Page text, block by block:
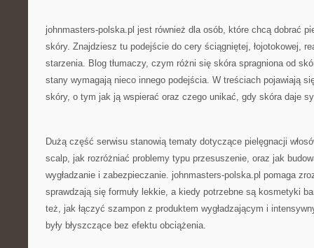
johnmasters-polska.pl jest również dla osób, które chcą dobrać
skóry. Znajdziesz tu podejście do cery ściągniętej, łojotokowej,
starzenia. Blog tłumaczy, czym różni się skóra spragniona od
stany wymagają nieco innego podejścia. W treściach pojawiają
skóry, o tym jak ją wspierać oraz czego unikać, gdy skóra daje
Dużą część serwisu stanowią tematy dotyczące pielęgnacji
scalp, jak rozróżniać problemy typu przesuszenie, oraz jak
wygładzanie i zabezpieczanie. johnmasters-polska.pl pomaga
sprawdzają się formuły lekkie, a kiedy potrzebne są kosmetyki
też, jak łączyć szampon z produktem wygładzającym i
były błyszczące bez efektu obciążenia.